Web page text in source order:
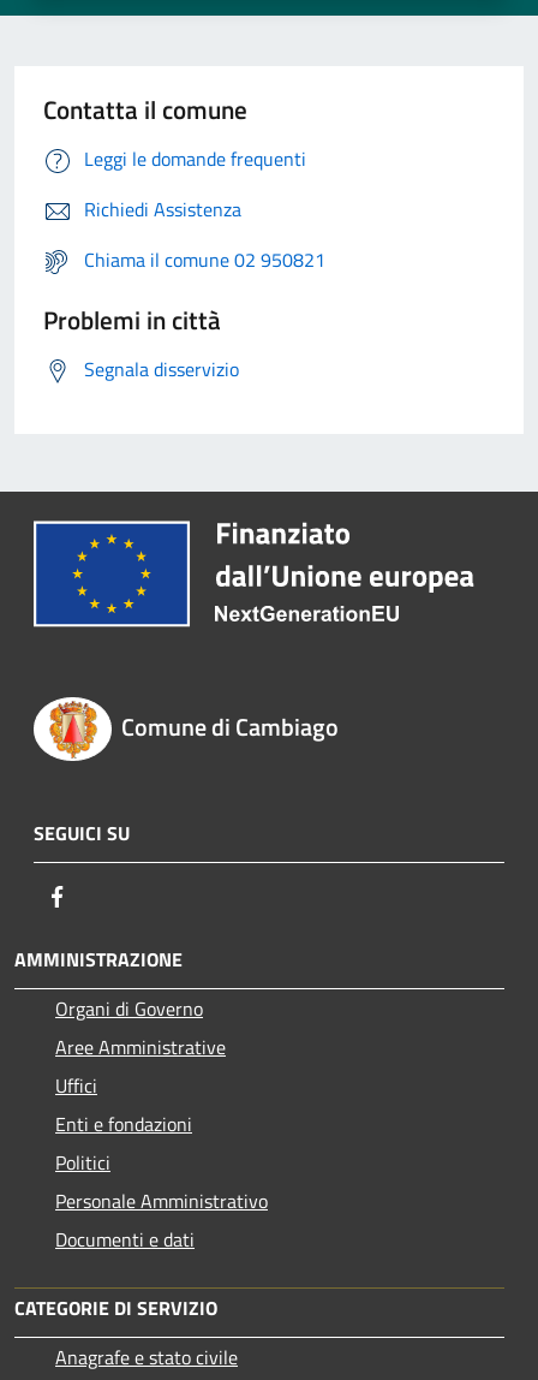
Contatta il comune
Leggi le domande frequenti
Richiedi Assistenza
Chiama il comune 02 950821
Problemi in città
Segnala disservizio
Comune di Cambiago
SEGUICI SU
AMMINISTRAZIONE
Organi di Governo
Aree Amministrative
Uffici
Enti e fondazioni
Politici
Personale Amministrativo
Documenti e dati
CATEGORIE DI SERVIZIO
Anagrafe e stato civile